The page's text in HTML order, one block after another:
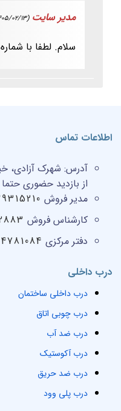
مدیر سایت (1405/02/13)
سلام. لطفا با شماره
درب داخلی
درب داخلی ساختمان
درب چوبی اتاق
درب ضد آب
درب آکوستیک
درب ضد حریق
درب پلی وود
اطلاعات تماس
آدرس: شهرک آزادی،
از بازدید حضوری
مدیر فروش
کارشناس فروش
دفتر مرکزی